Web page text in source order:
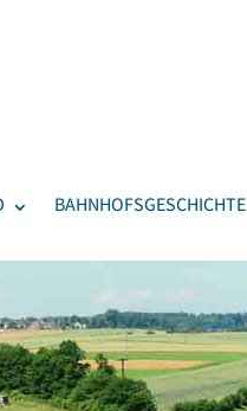
BAHNHOFSGESCHICHTE